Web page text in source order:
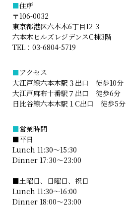
■住所
〒106-0032
東京都港区六本木6丁目12-3
六本木ヒルズレジデンスC棟3階
TEL： 03-6804-5719
■アクセス
大江戸線六本木駅３出口 徒歩10分
大江戸麻布十番駅７出口 徒歩6分
日比谷線六本木駅１C出口 徒歩5分
■営業時間
■平日
Lunch 11:30～15:30
Dinner 17:30～23:00
■土曜日、日曜日、祝日
Lunch 11:30～16:00
Dinner 18:00～23:00